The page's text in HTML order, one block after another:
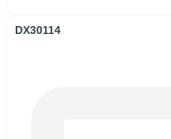
DX30114